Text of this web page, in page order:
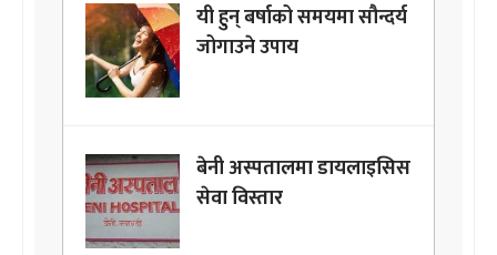
यी हुन् बर्षाको समयमा सौन्दर्य
जोगाउने उपाय
बेनी अस्पतालमा डायलाइसिस
सेवा विस्तार